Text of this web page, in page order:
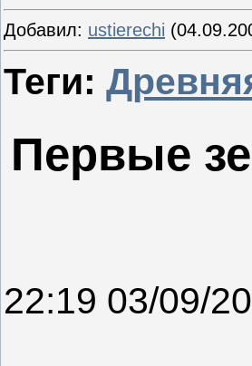
Добавил: ustierechi
Теги:
Первые
22:19 03/09/